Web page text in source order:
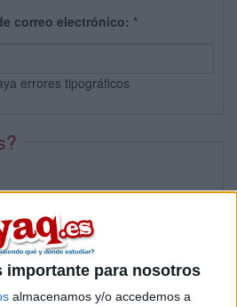
importante para nosotros
almacenamos y/o accedemos a
correo electrónico: *
errores tipográficos